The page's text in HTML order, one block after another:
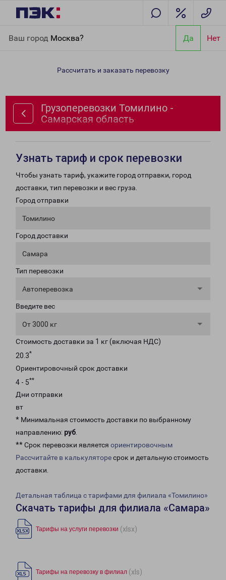
Ваш город Москва? Да Нет
область
Рассчитать и заказать перевозку
Грузоперевозки Томилино -
Самарская область
Узнать тариф и срок перевозки
Чтобы узнать тариф, укажите город отправки, город
доставки, тип перевозки и вес груза.
Город отправки
Томилино
Город доставки
Самара
Тип перевозки
Автоперевозка
Введите вес
От 3000 кг
Стоимость доставки за 1 кг (включая НДС)
20.3*
Ориентировочный срок доставки
4 - 5**
Дни отправки
вт
* Минимальная стоимость доставки по выбранному
направлению: руб.
** Срок перевозки является ориентировочным
Рассчитайте в калькуляторесрок и детальную стоимость
доставки.
Детальная таблица с тарифами для филиала «Томилино»
Скачать тарифы для филиала «Самара»
Тарифы на услуги перевозки (xlsx)
Тарифы на перевозку в филиал (xls)